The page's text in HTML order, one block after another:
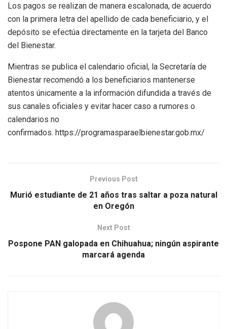
Los pagos se realizan de manera escalonada, de acuerdo
con la primera letra del apellido de cada beneficiario, y el
depósito se efectúa directamente en la tarjeta del Banco
del Bienestar.
Mientras se publica el calendario oficial, la Secretaría de
Bienestar recomendó a los beneficiarios mantenerse
atentos únicamente a la información difundida a través de
sus canales oficiales y evitar hacer caso a rumores o
calendarios no
confirmados. https://programasparaelbienestar.gob.mx/
Previous Post
Murió estudiante de 21 años tras saltar a poza natural
en Oregón
Next Post
Pospone PAN galopada en Chihuahua; ningún aspirante
marcará agenda